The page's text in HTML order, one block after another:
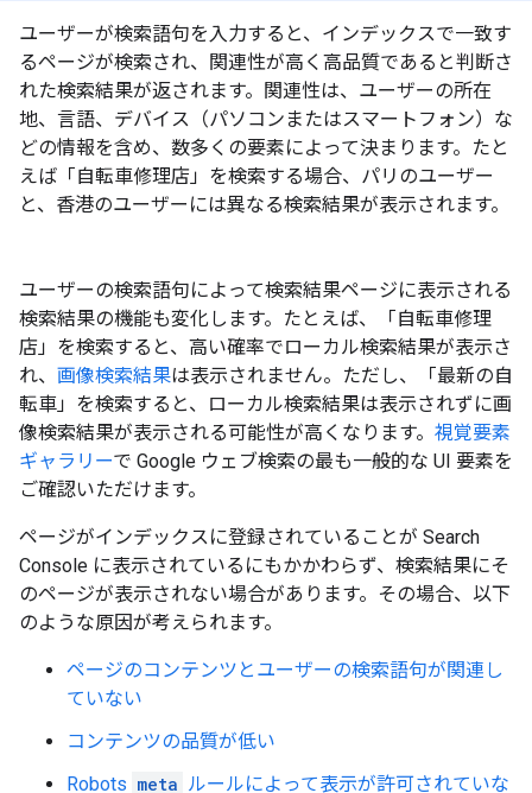
ユーザーが検索語句を入力すると、インデックスで一致す
るページが検索され、関連性が高く高品質であると判断さ
れた検索結果が返されます。関連性は、ユーザーの所在
地、言語、デバイス（パソコンまたはスマートフォン）な
どの情報を含め、数多くの要素によって決まります。たと
えば「自転車修理店」を検索する場合、パリのユーザー
と、香港のユーザーには異なる検索結果が表示されます。
ユーザーの検索語句によって検索結果ページに表示される
検索結果の機能も変化します。たとえば、「自転車修理
店」を検索すると、高い確率でローカル検索結果が表示さ
れ、 画像検索結果は表示されません。ただし、「最新の自
転車」を検索すると、ローカル検索結果は表示されずに画
像検索結果が表示される可能性が高くなります。 視覚要素
ギャラリーで Google ウェブ検索の最も一般的な UI 要素を
ご確認いただけます。
ページがインデックスに登録されていることが Search
Console に表示されているにもかかわらず、検索結果にそ
のページが表示されない場合があります。その場合、以下
のような原因が考えられます。
ページのコンテンツとユーザーの検索語句が関連し
ていない
コンテンツの品質が低い
Robots meta ルールによって表示が許可されていな